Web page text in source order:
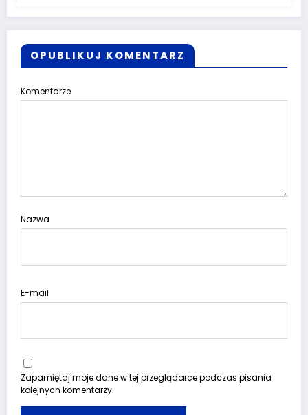
OPUBLIKUJ KOMENTARZ
Komentarze
Nazwa
E-mail
Zapamiętaj moje dane w tej przeglądarce podczas pisania
kolejnych komentarzy.